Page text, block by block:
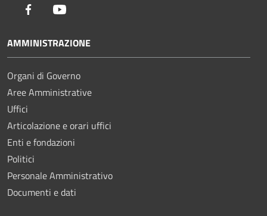
Facebook
AMMINISTRAZIONE
Organi di Governo
Aree Amministrative
Uffici
Articolazione e orari uffici
Enti e fondazioni
Politici
Personale Amministrativo
Documenti e dati